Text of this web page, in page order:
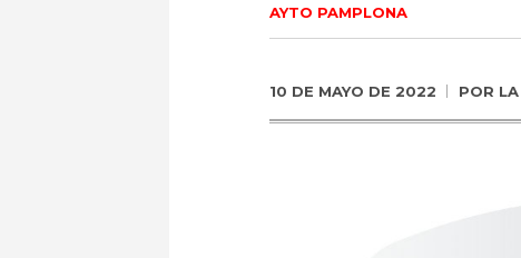
AYTO PAMPLONA
10 DE MAYO DE 2022 POR